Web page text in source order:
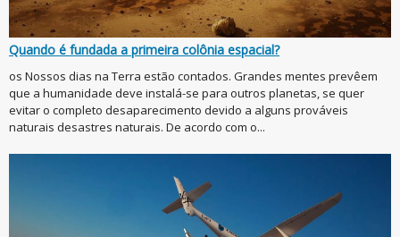
Quando é fundada a primeira colônia espacial?
os Nossos dias na Terra estão contados. Grandes mentes prevêem
que a humanidade deve instalá-se para outros planetas, se quer
evitar o completo desaparecimento devido a alguns prováveis
naturais desastres naturais. De acordo com o...